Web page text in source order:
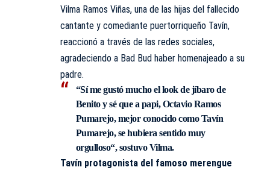
Vilma Ramos Viñas, una de las hijas del fallecido
cantante y comediante puertorriqueño Tavín,
reaccionó a través de las redes sociales,
agradeciendo a Bad Bud haber homenajeado a su
padre.
“Sí me gustó mucho el look de jíbaro de
Benito y sé que a papi, Octavio Ramos
Pumarejo, mejor conocido como Tavín
Pumarejo, se hubiera sentido muy
orgulloso“, sostuvo Vilma.
Tavín protagonista del famoso merengue